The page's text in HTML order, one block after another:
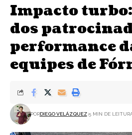
Impacto
dos
performance
equipes de
PORDIEGO VELÁZQUEZ 5 MIN DE